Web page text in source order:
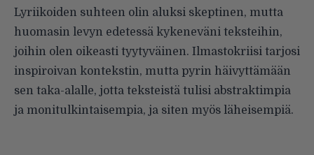
Lyriikoiden suhteen olin aluksi skeptinen, mutta
huomasin levyn edetessä kykeneväni teksteihin,
joihin olen oikeasti tyytyväinen. Ilmastokriisi tarjosi
inspiroivan kontekstin, mutta pyrin häivyttämään
sen taka-alalle, jotta teksteistä tulisi abstraktimpia
ja monitulkintaisempia, ja siten myös läheisempiä.